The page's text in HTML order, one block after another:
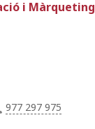
i Màrqueting
977 297 975